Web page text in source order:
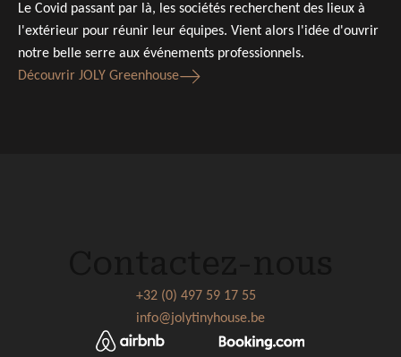
Le Covid passant par là, les sociétés recherchent des lieux à
l'extérieur pour réunir leur équipes. Vient alors l'idée d'ouvrir
notre belle serre aux événements professionnels.
Découvrir JOLY Greenhouse
+32 (0) 497 59 17 55
info@jolytinyhouse.be